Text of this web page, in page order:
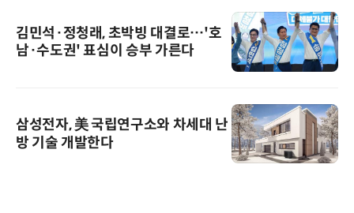
김민석·정청래, 초박빙 대결로…'호
남·수도권' 표심이 승부 가른다
삼성전자, 美 국립연구소와 차세대 난
방 기술 개발한다